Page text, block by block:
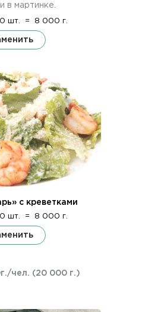
в мартинке.
шт. = 8 000 г.
с креветками
шт. = 8 000 г.
чел. (20 000 г.)